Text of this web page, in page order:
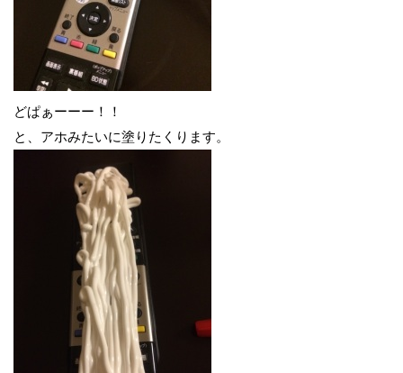
どぱぁーーー！！
と、アホみたいに塗りたくります。